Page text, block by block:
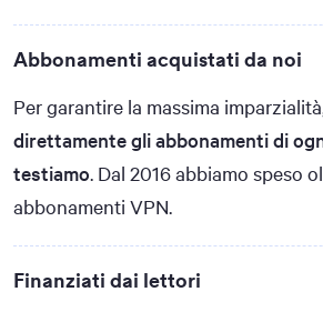
Abbonamenti acquistati da noi
Per garantire la massima
direttamente gli abbonamenti di
testiamo. Dal 2016 abbiamo speso
abbonamenti VPN.
Finanziati dai lettori